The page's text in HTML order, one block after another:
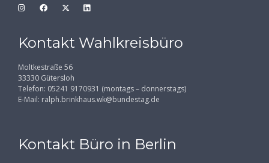
Kontakt Wahlkreisbüro
Moltkestraße 56
33330 Gütersloh
Telefon: 05241 9170931 (montags – donnerstags)
E-Mail: ralph.brinkhaus.wk@bundestag.de
Kontakt Büro in Berlin